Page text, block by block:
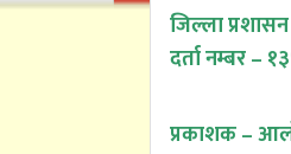
जिल्ला
दर्ता नम्बर –
प्रकाशक –